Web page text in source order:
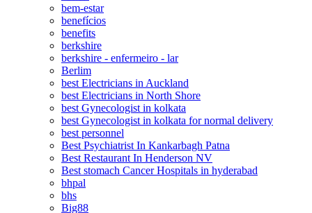
bem-estar
benefícios
benefits
berkshire
berkshire - enfermeiro - lar
Berlim
best Electricians in Auckland
best Electricians in North Shore
best Gynecologist in kolkata
best Gynecologist in kolkata for normal delivery
best personnel
Best Psychiatrist In Kankarbagh Patna
Best Restaurant In Henderson NV
Best stomach Cancer Hospitals in hyderabad
bhpal
bhs
Big88